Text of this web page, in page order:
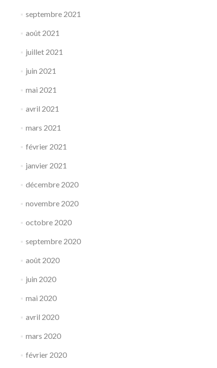
septembre 2021
août 2021
juillet 2021
juin 2021
mai 2021
avril 2021
mars 2021
février 2021
janvier 2021
décembre 2020
novembre 2020
octobre 2020
septembre 2020
août 2020
juin 2020
mai 2020
avril 2020
mars 2020
février 2020